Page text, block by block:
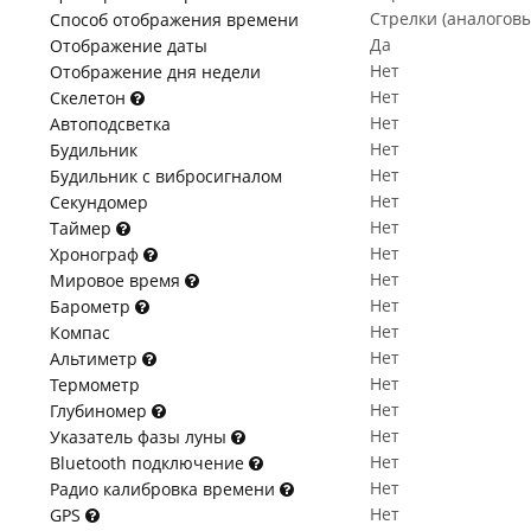
Способ отображения времени
Стрелки
Отображение даты
Да
Отображение дня недели
Нет
Скелетон
Нет
Автоподсветка
Нет
Будильник
Нет
Будильник с вибросигналом
Нет
Секундомер
Нет
Таймер
Нет
Хронограф
Нет
Мировое время
Нет
Барометр
Нет
Компас
Нет
Альтиметр
Нет
Термометр
Нет
Глубиномер
Нет
Указатель фазы луны
Нет
Bluetooth подключение
Нет
Радио калибровка времени
Нет
GPS
Нет